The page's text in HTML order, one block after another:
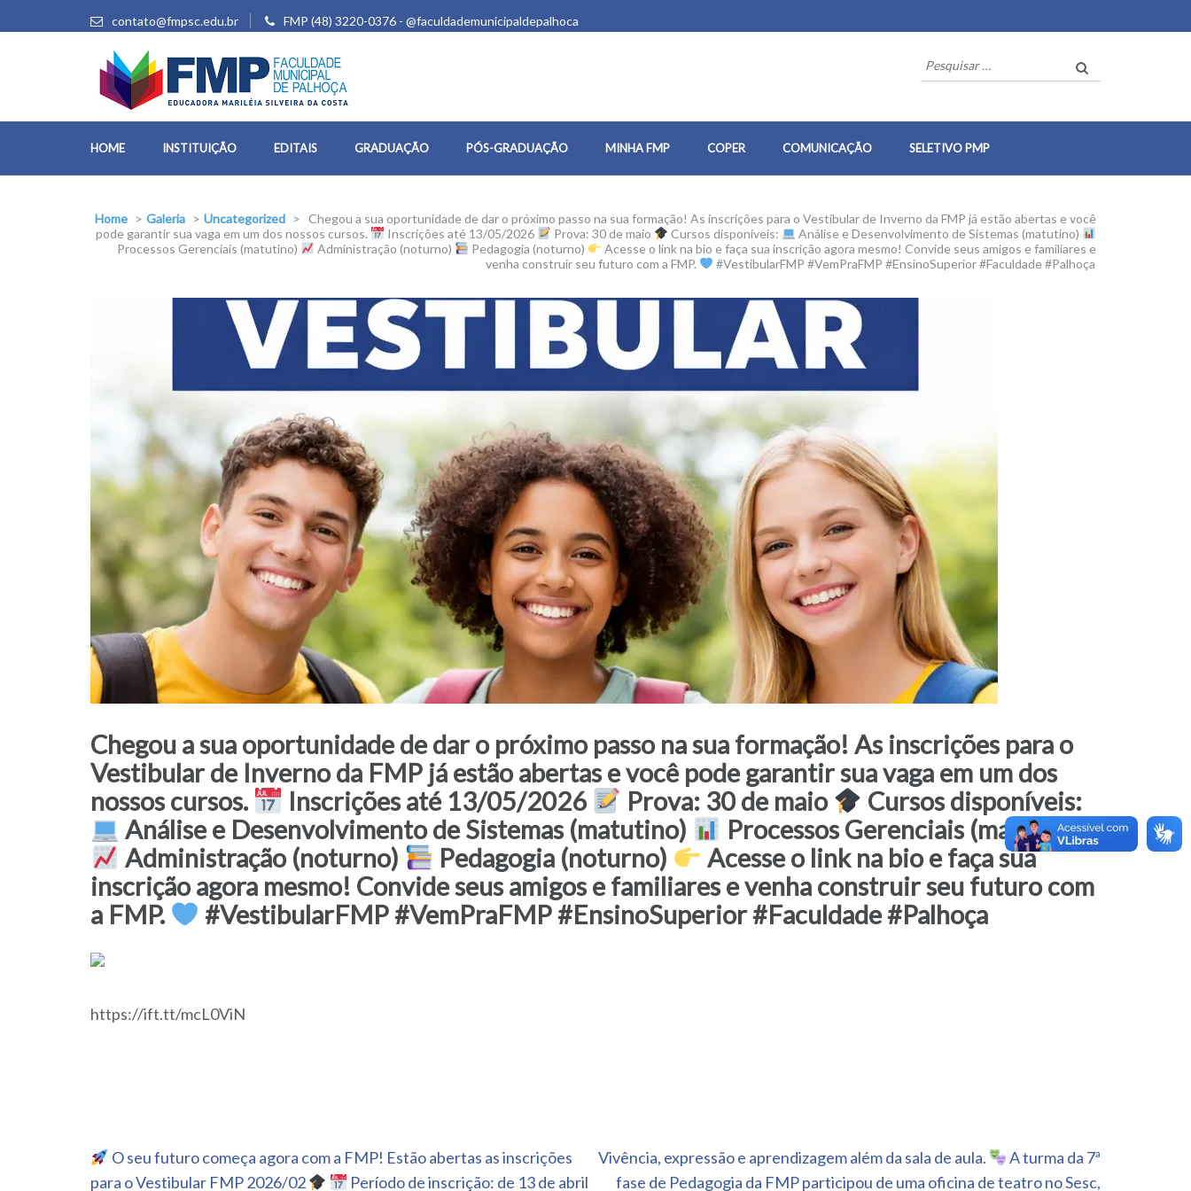
contato@fmpsc.edu.br FMP (48) 3220-0376 - @faculdademunicipaldepalhoca
Pesquisar
por:
HOME INSTITUIÇÃO EDITAIS GRADUAÇÃO PÓS-GRADUAÇÃO MINHA FMP COPER COMUNICAÇÃO SELETIVO PMP
Home > Galeria > Uncategorized > Chegou a sua oportunidade de dar o próximo passo na sua formação! As inscrições para o Vestibular de Inverno da FMP já estão abertas e você
pode garantir sua vaga em um dos nossos cursos.
Inscrições até 13/05/2026 Prova: 30 de maio Cursos disponíveis:
Análise e Desenvolvimento de Sistemas (matutino)
Processos Gerenciais (matutino)
Administração (noturno) Pedagogia (noturno)
Acesse o link na bio e faça sua inscrição agora mesmo! Convide seus amigos e familiares e
venha construir seu futuro com a FMP.
#VestibularFMP #VemPraFMP #EnsinoSuperior #Faculdade #Palhoça
Chegou a sua oportunidade de dar o próximo passo na sua formação! As inscrições para o
Vestibular de Inverno da FMP já estão abertas e você pode garantir sua vaga em um dos
nossos cursos.
Inscrições até 13/05/2026 Prova: 30 de maio
Cursos disponíveis:
Análise e Desenvolvimento de Sistemas (matutino)
Processos Gerenciais (matutino)
Administração (noturno)
Pedagogia (noturno)
Acesse o link na bio e faça sua
inscrição agora mesmo! Convide seus amigos e familiares e venha construir seu futuro com
a FMP.
#VestibularFMP #VemPraFMP #EnsinoSuperior #Faculdade #Palhoça
https://ift.tt/mcL0ViN
Navegação
de
O seu futuro começa agora com a FMP! Estão abertas as inscrições
para o Vestibular FMP 2026/02
Período de inscrição: de 13 de abril
Vivência, expressão e aprendizagem além da sala de aula.
A turma da 7ª
fase de Pedagogia da FMP participou de uma oficina de teatro no Sesc,